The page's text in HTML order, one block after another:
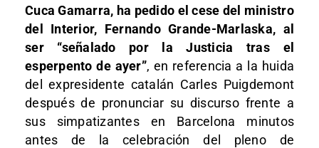
Cuca Gamarra, ha pedido el cese del ministro
del Interior, Fernando Grande-Marlaska, al
ser “señalado por la Justicia tras el
esperpento de ayer”, en referencia a la huida
del expresidente catalán Carles Puigdemont
después de pronunciar su discurso frente a
sus simpatizantes en Barcelona minutos
antes de la celebración del pleno de